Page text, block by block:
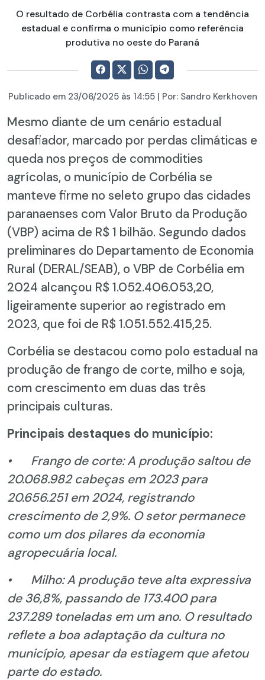
O resultado de Corbélia contrasta com a tendência
estadual e confirma o município como referência
produtiva no oeste do Paraná
Publicado em 23/06/2025às 14:55 | Por: Sandro Kerkhoven
Mesmo diante de um cenário estadual
desafiador, marcado por perdas climáticas e
queda nos preços de commodities
agrícolas, o município de Corbélia se
manteve firme no seleto grupo das cidades
paranaenses com Valor Bruto da Produção
(VBP) acima de R$ 1 bilhão. Segundo dados
preliminares do Departamento de Economia
Rural (DERAL/SEAB), o VBP de Corbélia em
2024 alcançou R$ 1.052.406.053,20,
ligeiramente superior ao registrado em
2023, que foi de R$ 1.051.552.415,25.
Corbélia se destacou como polo estadual na
produção de frango de corte, milho e soja,
com crescimento em duas das três
principais culturas.
Principais destaques do município:
•
Frango de corte: A produção saltou de
20.068.982 cabeças em 2023 para
20.656.251 em 2024, registrando
crescimento de 2,9%. O setor permanece
como um dos pilares da economia
agropecuária local.
•
Milho: A produção teve alta expressiva
de 36,8%, passando de 173.400 para
237.289 toneladas em um ano. O resultado
reflete a boa adaptação da cultura no
município, apesar da estiagem que afetou
parte do estado.